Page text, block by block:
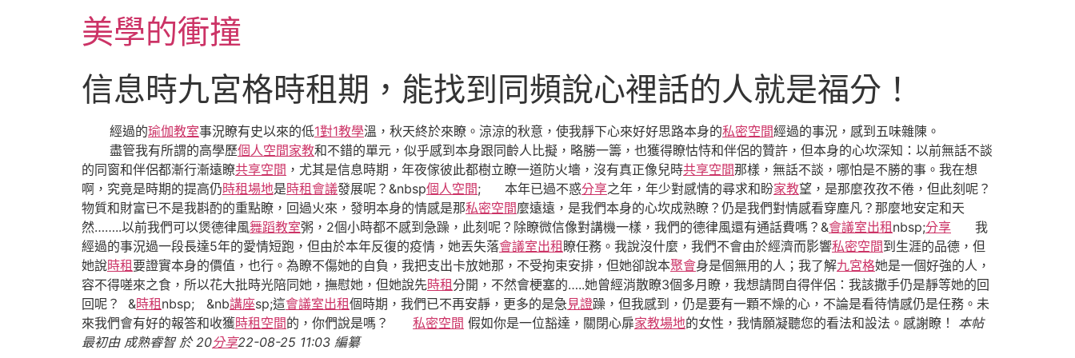
美學的衝撞
信息時九宮格時租期，能找到同頻說心裡話的人就是福分！
經過的瑜伽教室事況瞭有史以來的低1對1教學溫，秋天終於來瞭。涼涼的秋意，使我靜下心來好好思路本身的私密空間經過的事況，感到五味雜陳。
盡管我有所謂的高學歷個人空間家教和不錯的單元，似乎感到本身跟同齡人比擬，略勝一籌，也獲得瞭怙恃和伴侶的贊許，但本身的心坎深知：以前無話不談
的同窗和伴侶都漸行漸遠瞭共享空間 ，尤其是信息時期，年夜傢彼此都樹立瞭一道防火墻，沒有真正像兒時共享空間那樣，無話不談，哪怕是不勝的事。我在想
啊，究竟是時期的提高仍時租場地是時租會議發展呢？&nbsp個人空間; 本年已過不惑分享之年，年少對感情的尋求和盼家教望，是那麼孜孜不倦，但此刻呢？
物質和財富已不是我斟酌的重點瞭，回過火來，發明本身的情感是那私密空間麼遠遠，是我們本身的心坎成熟瞭？仍是我們對情感看穿塵凡？那麼地安定和天
然……..以前我們可以煲德律風舞蹈教室粥，2個小時都不感到急躁，此刻呢？除瞭微信像對講機一樣，我們的德律風還有通話費嗎？&會議室出租 nbsp;分享 我
經過的事況過一段長達5年的愛情短跑，但由於本年反復的疫情，她丟失落會議室出租 瞭任務。我說沒什麼，我們不會由於經濟而影響私密空間到生涯的品德，但
她說時租要證實本身的價值，也行。為瞭不傷她的自負，我把支出卡放她那，不受拘束安排，但她卻說本聚會身是個無用的人；我了解九宮格她是一個好強的人，
容不得嗟來之食，所以花大批時光陪同她，撫慰她，但她說先時租分開，不然會梗塞的…..她曾經消散瞭3個多月瞭，我想請問自得伴侶：我該撒手仍是靜等她的回
回呢？ &時租 nbsp; &nb講座sp;這會議室出租個時期，我們已不再安靜，更多的是急見證躁，但我感到，仍是要有一顆不燥的心，不論是看待情感仍是任務。未
來我們會有好的報答和收獲時租空間的，你們說是嗎？ 私密空間 假如你是一位豁達，關閉心扉家教場地的女性，我情願凝聽您的看法和設法。感謝瞭！
本帖
最初由 成熟睿智 於 20分享22-08-25 11:03 編纂